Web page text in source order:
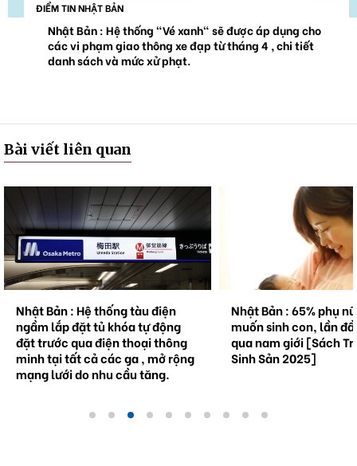
ĐIỂM TIN NHẬT BẢN
Nhật Bản : Hệ thống "Vé xanh" sẽ được áp dụng cho
các vi phạm giao thông xe đạp từ tháng 4 , chi tiết
danh sách và mức xử phạt.
Bài viết liên quan
Nhật Bản : Hệ thống tàu điện
ngầm lắp đặt tủ khóa tự động
đặt trước qua điện thoại thông
minh tại tất cả các ga , mở rộng
mạng lưới do nhu cầu tăng.
Nhật Bản : 65% phụ
muốn sinh con, lần
qua nam giới [Sách
Sinh Sản 2025]